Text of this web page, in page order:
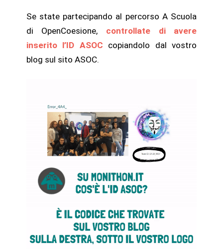
Se state partecipando al percorso A Scuola
di OpenCoesione, controllate di avere
inserito l’ID ASOC copiandolo dal vostro
blog sul sito ASOC.